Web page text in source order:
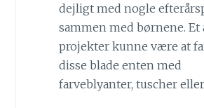
dejligt med nogle
sammen med børnene. Et
projekter kunne være at
disse blade enten med
farveblyanter, tuscher